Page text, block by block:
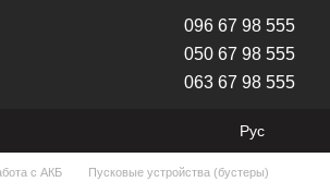
096 67 98 555
050 67 98 555
063 67 98 555
Рус
с АКБ Пусковые устройства (бустеры)